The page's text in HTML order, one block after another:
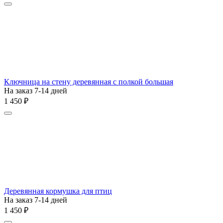
Ключница на стену деревянная с полкой большая
На заказ 7-14 дней
1 450 ₽
Деревянная кормушка для птиц
На заказ 7-14 дней
1 450 ₽